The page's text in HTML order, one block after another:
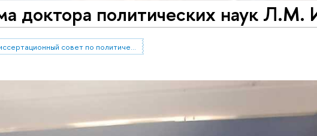
доктора политических наук Л.М.